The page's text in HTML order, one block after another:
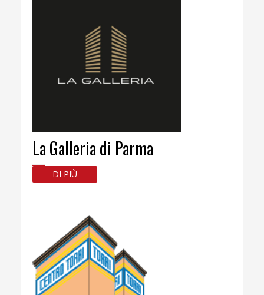
La Galleria di Parma
DI PIÙ